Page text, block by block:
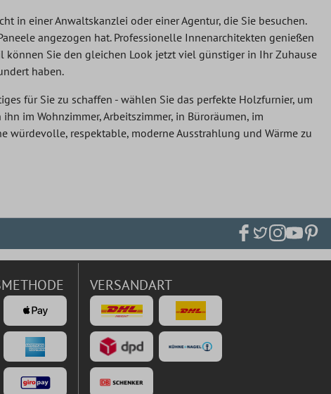
in einer Anwaltskanzlei oder einer Agentur, die Sie besuchen.
angezogen hat. Professionelle Innenarchitekten genießen
können Sie den gleichen Look jetzt viel günstiger in Ihr Zuhause
haben.
für Sie zu schaffen - wählen Sie das perfekte Holzfurnier, um
im Wohnzimmer, Arbeitszimmer, in Büroräumen, im
würdevolle, respektable, moderne Ausstrahlung und Wärme zu
VERSANDART